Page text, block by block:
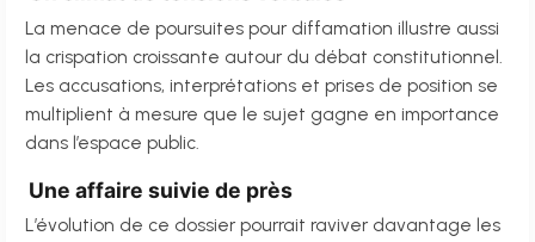
La menace de poursuites pour diffamation illustre aussi
la crispation croissante autour du débat constitutionnel.
Les accusations, interprétations et prises de position se
multiplient à mesure que le sujet gagne en importance
dans l’espace public.
Une affaire suivie de près
L’évolution de ce dossier pourrait raviver davantage les